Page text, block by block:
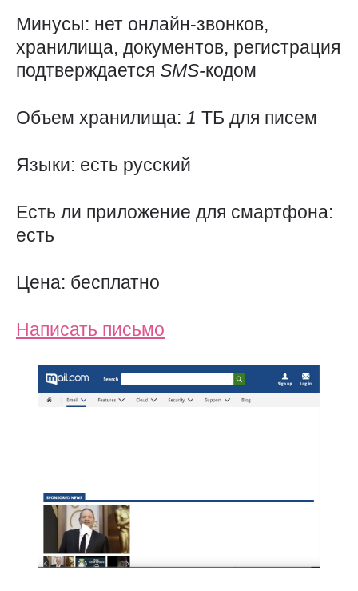
Минусы: нет онлайн-звонков,
хранилища, документов, регистрация
подтверждается SMS-кодом
Объем хранилища: 1 ТБ для писем
Языки: есть русский
Есть ли приложение для смартфона:
есть
Цена: бесплатно
Написать письмо